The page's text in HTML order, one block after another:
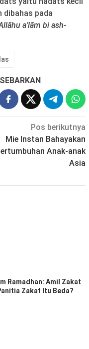
dibahas pada
āhu a’lām bi ash-
SEBARKAN
Pos berikutnya
Mie Instan Bahayakan
Anak-anak
Asia
Ramadhan: Amil Zakat
Zakat Itu Beda?